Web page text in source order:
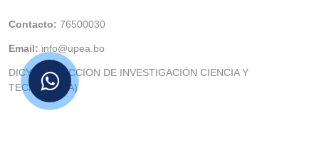
Contacto: 76500030
Email: info@upea.bo
DICYT (DIRECCION DE INVESTIGACIÓN CIENCIA Y
TECNOLOGIA)